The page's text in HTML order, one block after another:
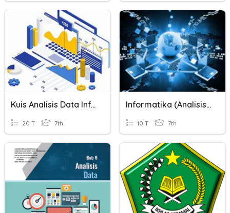
Kuis Analisis Data Informatika
20 T 7th
Informatika (Analisis Data)
10 T 7th